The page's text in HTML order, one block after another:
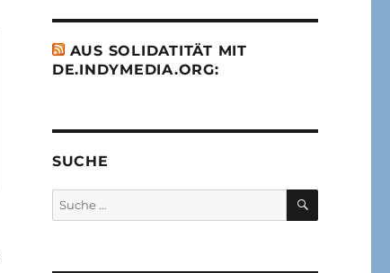
AUS SOLIDATITÄT MIT
DE.INDYMEDIA.ORG:
SUCHE
Suche
nach:
SUCHEN